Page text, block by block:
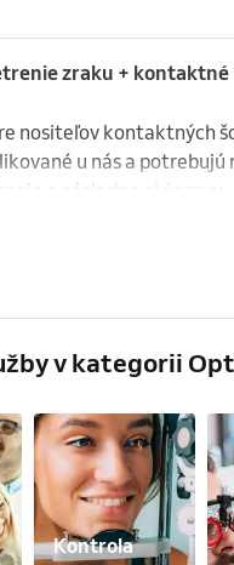
rohovky, zaučenie.
zraku + kontaktné
nositeľov kontaktných
u nás a potrebujú
a následne aj úpravu
Na vyšetrenie je
v kategorii
Kontrola